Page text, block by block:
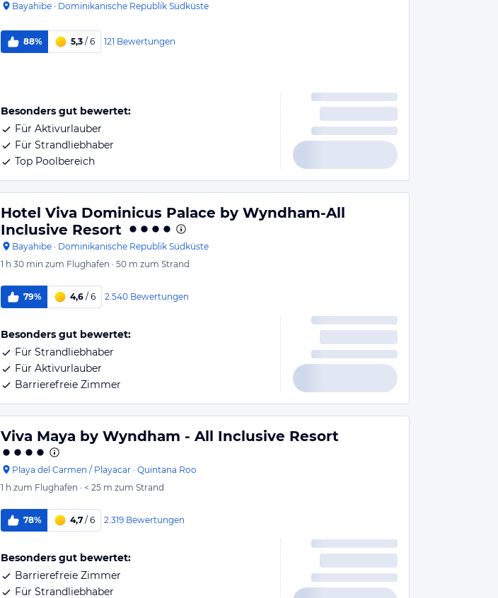
Bayahibe · Dominikanische Republik Südküste
88% 5,3 / 6 121 Bewertungen
Besonders gut bewertet:
Für Aktivurlauber
Für Strandliebhaber
Top Poolbereich
Hotel Viva Dominicus Palace by Wyndham-All
Inclusive Resort
Bayahibe · Dominikanische Republik Südküste
1 h 30 min zum Flughafen · 50 m zum Strand
79% 4,6 / 6 2.540 Bewertungen
Besonders gut bewertet:
Für Strandliebhaber
Für Aktivurlauber
Barrierefreie Zimmer
Viva Maya by Wyndham - All Inclusive Resort
Playa del Carmen / Playacar · Quintana Roo
1 h zum Flughafen · < 25 m zum Strand
78% 4,7 / 6 2.319 Bewertungen
Besonders gut bewertet:
Barrierefreie Zimmer
Für Strandliebhaber